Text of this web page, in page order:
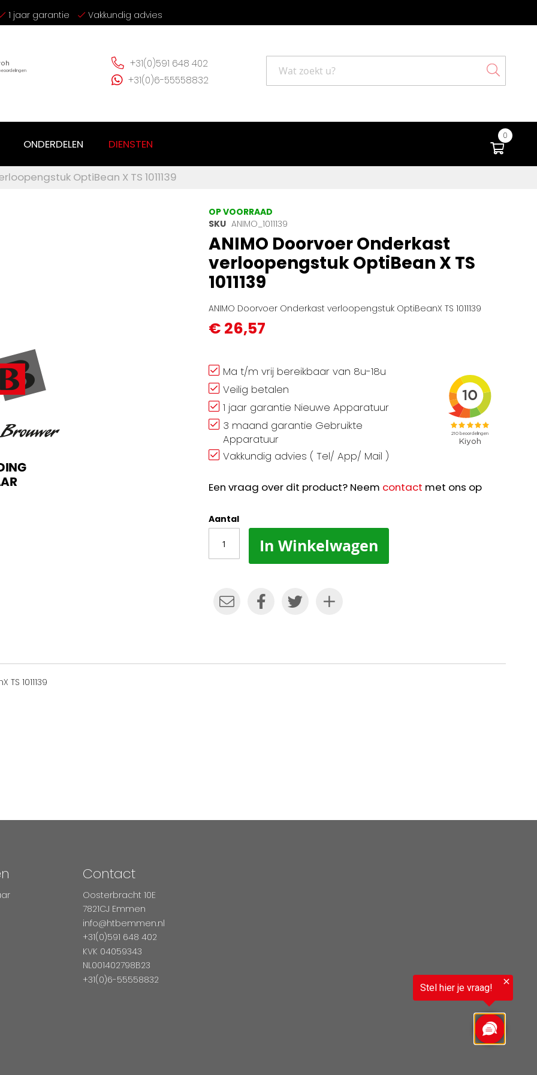
1 jaar garantie Vakkundig advies
+31(0)591 648 402
+31(0)6-55558832
Search
0
ONDERDELEN DIENSTEN
OptiBean X TS 1011139
OP VOORRAAD
SKU ANIMO_1011139
ANIMO Doorvoer Onderkast
verloopengstuk OptiBean X TS
1011139
ANIMO Doorvoer Onderkast verloopengstuk OptiBeanX TS 1011139
€ 26,57
Ma t/m vrij bereikbaar van 8u-18u
Veilig betalen
1 jaar garantie Nieuwe Apparatuur
3 maand garantie Gebruikte
Apparatuur
Vakkundig advies ( Tel/ App/ Mail )
Een vraag over dit product? Neem contact met ons op
Aantal
In Winkelwagen
1011139
Contact
Oosterbracht 10E
7821CJ Emmen
info@htbemmen.nl
+31(0)591 648 402
KVK 04059343
NL001402798B23
+31(0)6-55558832